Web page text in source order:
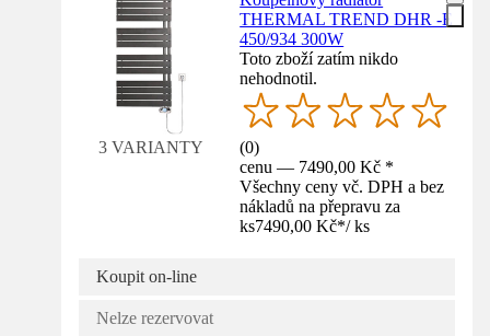
3 VARIANTY
THERMAL TREND DHR -E
450/934 300W
Toto zboží zatím nikdo
nehodnotil.
(0)
cenu — 7490,00 Kč *
Všechny ceny vč. DPH a bez
nákladů na přepravu za
ks7490,00 Kč*/ ks
Koupit on-line
Nelze rezervovat